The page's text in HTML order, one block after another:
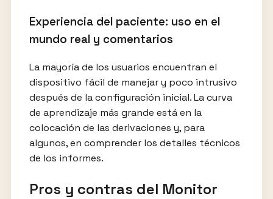
Experiencia del paciente: uso en el
mundo real y comentarios
La mayoría de los usuarios encuentran el
dispositivo fácil de manejar y poco intrusivo
después de la configuración inicial. La curva
de aprendizaje más grande está en la
colocación de las derivaciones y, para
algunos, en comprender los detalles técnicos
de los informes.
Pros y contras del Monitor